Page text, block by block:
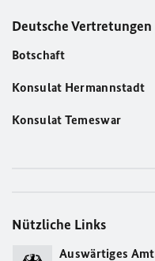
Deutsche Vertretungen
Botschaft
Konsulat Hermannstadt
Konsulat Temeswar
Nützliche Links
Auswärtiges Amt